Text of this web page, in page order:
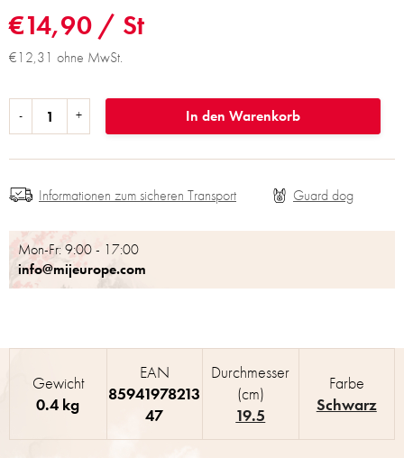
€14,90 / St
€12,31 ohne MwSt.
In den Warenkorb
Mon-Fr: 9:00 - 17:00
info@mijeurope.com
Informationen zum sicheren Transport
Gewicht
0.4 kg
EAN
85941978213
47
Durchmesser
(cm)
19.5
Farbe
Schwarz